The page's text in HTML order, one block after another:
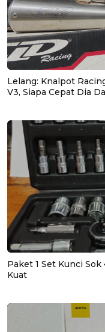
Lelang: Knalpot
V3, Siapa Cepat Dia
Paket 1 Set Kunci
Kuat